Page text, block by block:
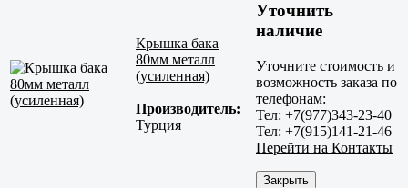
Крышка бака
80мм металл
(усиленная)
Производитель:
Турция
Уточнить
наличие
Уточните стоимость и
возможность заказа по
телефонам:
Тел: +7(977)343-23-40
Тел: +7(915)141-21-46
Перейти на Контакты
Закрыть